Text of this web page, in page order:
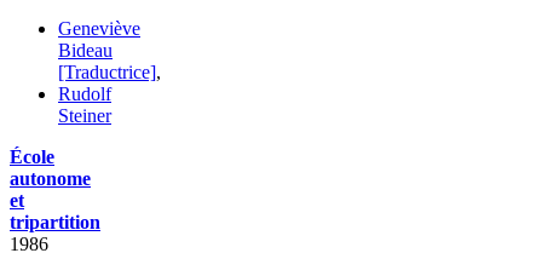
Geneviève
Bideau
[Traductrice],
Rudolf
Steiner
École
autonome
et
tripartition
1986